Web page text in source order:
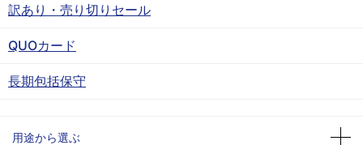
訳あり・売り切りセール
QUOカード
長期包括保守
用途から選ぶ